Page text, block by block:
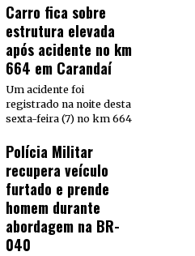
Carro fica sobre
estrutura elevada
após acidente no km
664 em Carandaí
Um acidente foi
registrado na noite desta
sexta-feira (7) no km 664
Polícia Militar
recupera veículo
furtado e prende
homem durante
abordagem na BR-
040